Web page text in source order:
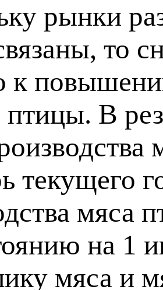
рынки
то
к
В
текущего
мяса
на 1
мяса и